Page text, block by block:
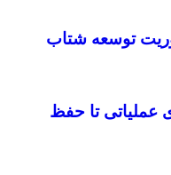
توسعه شتاب
عملیاتی تا حفظ